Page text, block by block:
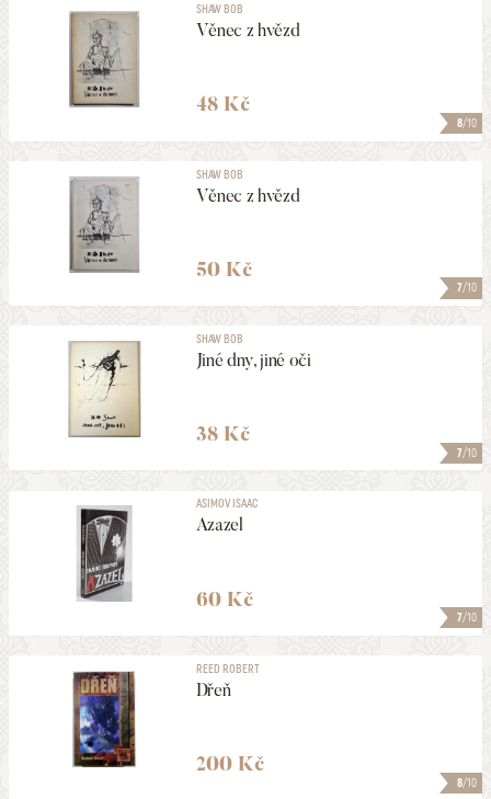
8/10
SHAW BOB
Věnec z hvězd
48 Kč
7/10
SHAW BOB
Věnec z hvězd
50 Kč
7/10
SHAW BOB
Jiné dny, jiné oči
38 Kč
7/10
ASIMOV ISAAC
Azazel
60 Kč
8/10
REED ROBERT
Dřeň
200 Kč